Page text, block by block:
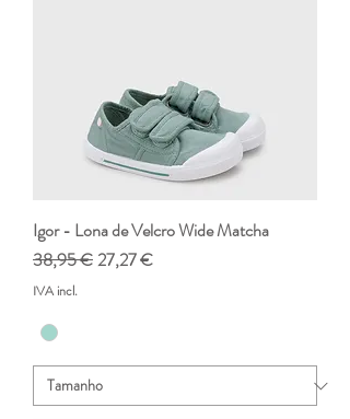
Igor - Lona de Velcro Wide Matcha
Preço normal
38,95 €Preço promocional
27,27 €
IVA incl.